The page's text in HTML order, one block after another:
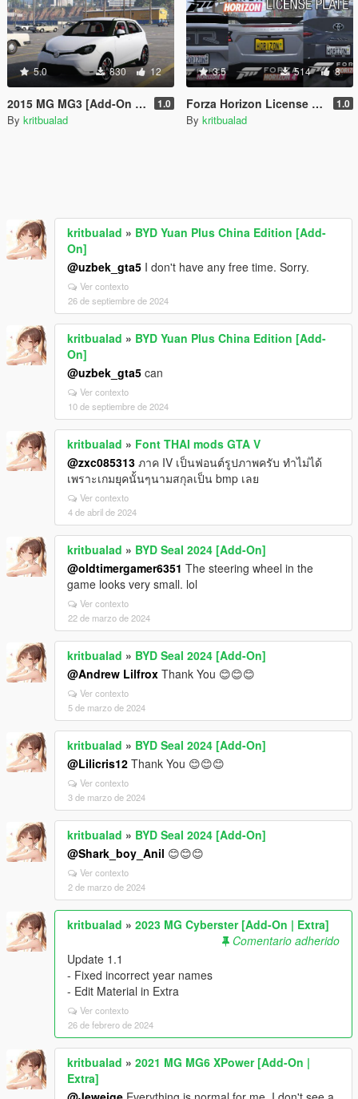
5.0 830 12
2015 MG MG3 [Add-On | LHD | Template | Livery | Extra] 1.0
By kritbualad
3.5 514 8
Forza Horizon License Plate 1.0
By kritbualad
kritbualad » BYD Yuan Plus China Edition [Add-
On]
@uzbek_gta5 I don't have any free time. Sorry.
Ver contexto
26 de septiembre de 2024
kritbualad » BYD Yuan Plus China Edition [Add-
On]
@uzbek_gta5 can
Ver contexto
10 de septiembre de 2024
kritbualad » Font THAI mods GTA V
@zxc085313 ภาค IV เป็นฟอนต์รูปภาพครับ ทำไม่ได้
เพราะเกมยุคนั้นๆนามสกุลเป็น bmp เลย
Ver contexto
4 de abril de 2024
kritbualad » BYD Seal 2024 [Add-On]
@oldtimergamer6351 The steering wheel in the
game looks very small. lol
Ver contexto
22 de marzo de 2024
kritbualad » BYD Seal 2024 [Add-On]
@Andrew Lilfrox Thank You 😊😊😊
Ver contexto
5 de marzo de 2024
kritbualad » BYD Seal 2024 [Add-On]
@Lilicris12 Thank You 😊😊😊
Ver contexto
3 de marzo de 2024
kritbualad » BYD Seal 2024 [Add-On]
@Shark_boy_Anil 😊😊😊
Ver contexto
2 de marzo de 2024
kritbualad » 2023 MG Cyberster [Add-On | Extra]
Comentario adherido
Update 1.1
- Fixed incorrect year names
- Edit Material in Extra
Ver contexto
26 de febrero de 2024
kritbualad » 2021 MG MG6 XPower [Add-On |
Extra]